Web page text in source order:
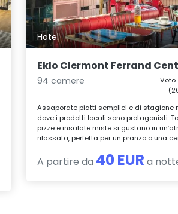
Hotel
Eklo Clermont Ferrand
94 camere
Voto
Assaporate piatti semplici e di stagione
dove i prodotti locali sono protagonisti.
pizze e insalate miste si gustano in
rilassata, perfetta per un pranzo o una
A partire da 40 EUR a